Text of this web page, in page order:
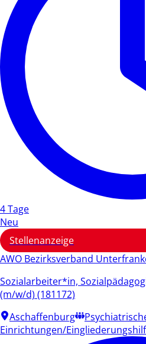
4 Tage
Neu
Stellenanzeige
AWO Bezirksverband
Sozialarbeiter*in,
(m/w/d) (181172)
Aschaffenburg
Einrichtungen/